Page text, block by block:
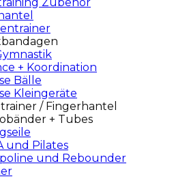
+ Koordination
Bälle
Kleingeräte
/ Fingerhantel
+ Tubes
und Pilates
und Rebounder